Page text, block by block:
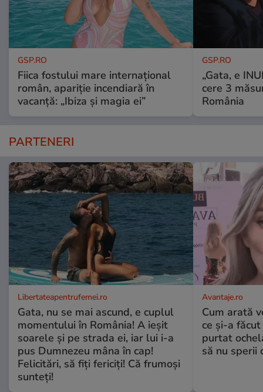
GSP.RO
Fiica fostului mare internațional
român, apariție incendiară în
vacanță: „Ibiza și magia ei”
GSP.RO
„Gata, e
cere 3
România
PARTENERI
Libertateapentrufemei.ro
Gata, nu se mai ascund, e cuplul
momentului în România! A ieșit
soarele și pe strada ei, iar lui i-a
pus Dumnezeu mâna în cap!
Felicitări, să fiți fericiți! Că frumoși
sunteți!
Avantaje.ro
Cum arată
ce și-a
purtat
să nu sperii